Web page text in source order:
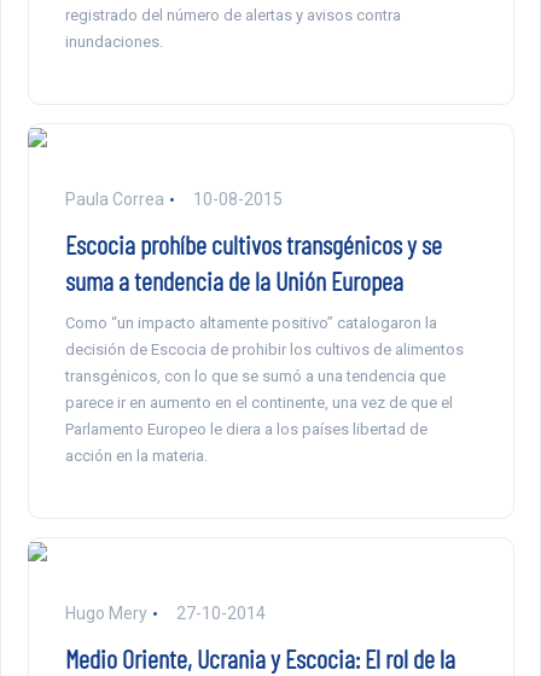
registrado del número de alertas y avisos contra
inundaciones.
Paula Correa 10-08-2015
Escocia prohíbe cultivos transgénicos y se
suma a tendencia de la Unión Europea
Como “un impacto altamente positivo” catalogaron la
decisión de Escocia de prohibir los cultivos de alimentos
transgénicos, con lo que se sumó a una tendencia que
parece ir en aumento en el continente, una vez de que el
Parlamento Europeo le diera a los países libertad de
acción en la materia.
Hugo Mery 27-10-2014
Medio Oriente, Ucrania y Escocia: El rol de la